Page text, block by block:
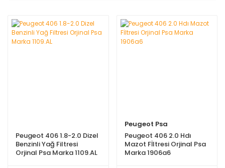
Peugeot 406 1.8-2.0 Dizel
Benzinli Yağ Filtresi
Orjinal Psa Marka 1109.AL
Peugeot Psa
Peugeot 406 2.0 Hdı
Mazot Fİltresi Orjinal Psa
Marka 1906a6